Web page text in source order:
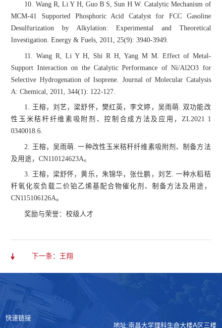
10. Wang R, Li Y H, Guo B S, Sun H W. Catalytic Mechanism of
MCM-41 Supported Phosphoric Acid Catalyst for FCC Gasoline
Desulfurization by Alkylation: Experimental and Theoretical
Investigation. Energy & Fuels, 2011, 25(9): 3940-3949.
11. Wang R, Li Y H, Shi R H, Yang M M. Effect of Metal-
Support Interaction on the Catalytic Performance of Ni/Al2O3 for
Selective Hydrogenation of Isoprene. Journal of Molecular Catalysis
A: Chemical, 2011, 344(1): 122-127.
1. 王榕，刘艺，梁舒怀，樊红英，李文婷，吴雨萌. 双功能改
性玉米秸秆纤维素吸附剂、控制合成方法及应用，ZL2021 1
0340018.6.
2. 王榕，吴雨萌. 一种改性玉米秸秆纤维素吸附剂、制备方法
及用途，CN110124623A。
3. 王榕，梁舒怀，黄乐，朱锦华，张仕鹏，刘艺. 一种水稻秸
秆氧化炭负载二价铂乙烯基配合物催化剂、制备方法及用途，
CN115106126A。
奖励与荣誉：校级人才
下一条：王翔
快速链接
地址:南昌大学理科生命大楼A区三楼